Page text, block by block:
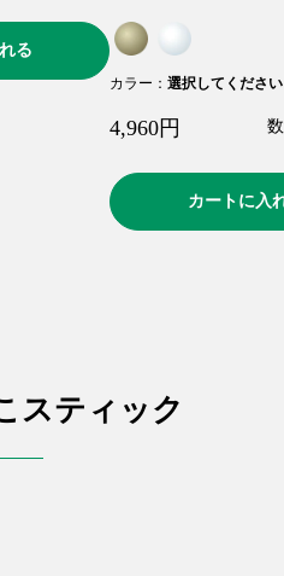
る
カラー ：選択してください
4,960円
カートに入
スティック